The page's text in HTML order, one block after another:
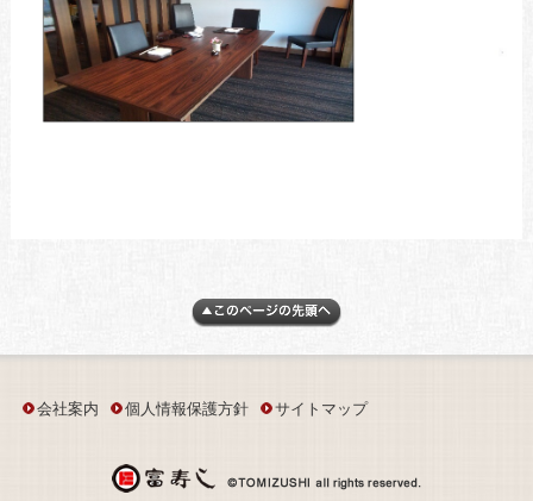
会社案内 個人情報保護方針 サイトマップ